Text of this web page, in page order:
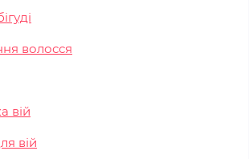
волосся
вій
вій